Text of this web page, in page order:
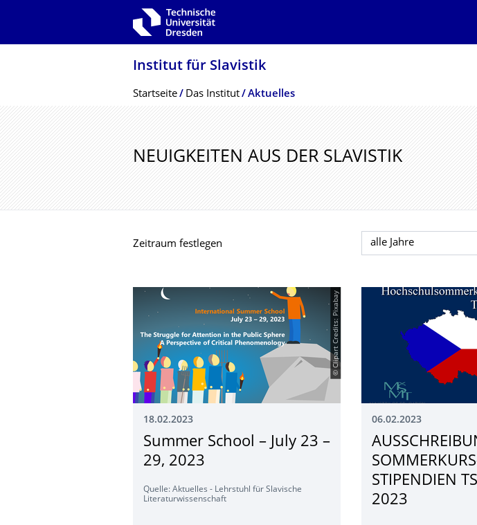
Zur Hauptnavigation springen
Institut für Slavistik
Breadcrumb-Menü
Startseite Das Institut Aktuelles
NEUIGKEITEN AUS DER SLAVISTIK
Zeitraum festlegen Jahr auswählen
© Clipart Credits: Pixabay
18.02.2023
Summer School – July 23 –
29, 2023
Quelle: Aktuelles - Lehrstuhl für Slavische
Literaturwissenschaft
06.02.2023
STIPENDIEN
2023